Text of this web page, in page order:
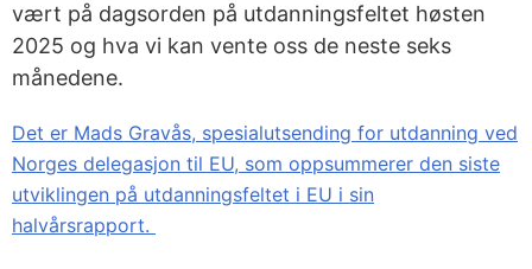
vært på dagsorden på utdanningsfeltet høsten
2025 og hva vi kan vente oss de neste seks
månedene.
Det er Mads Gravås, spesialutsending for utdanning ved
Norges delegasjon til EU, som oppsummerer den siste
utviklingen på utdanningsfeltet i EU i sin
halvårsrapport.